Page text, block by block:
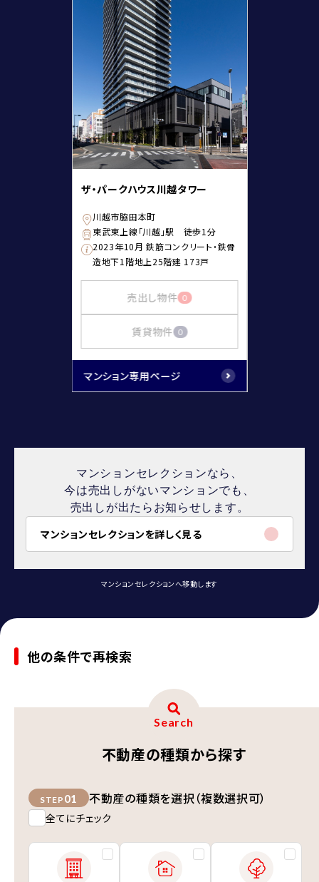
ザ・パークハウス川越タワー
川越市脇田本町
東武東上線「川越」駅 徒歩1分
2023年10月 鉄筋コンクリート・鉄骨
造地下1階地上25階建 173戸
売出し物件 0
賃貸物件 0
マンション専用ページ
マンションセレクションなら、
今は売出しがないマンションでも、
売出しが出たらお知らせします。
マンションセレクションを詳しく見る
マンションセレクションへ移動します
他の条件で再検索
Search
不動産の種類から探す
STEP 01 不動産の種類を選択（複数選択可）
全てにチェック